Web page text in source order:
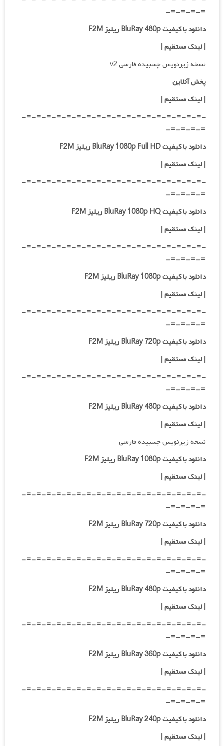
=-=-=-=-
دانلود با کیفیت BluRay 480p ریلیز F2M
| لینک مستقیم|
نسخه زیرنویس چسبیده فارسی v2
پخش آنلاین
| لینک مستقیم|
-=-=-=-=-=-=-=-=-=-=-=-=-=-=-=-=-=-=-
=-=-=-=-
دانلود با کیفیت BluRay 1080p Full HD ریلیز F2M
|لینک مستقیم|
-=-=-=-=-=-=-=-=-=-=-=-=-=-=-=-=-=-=-
=-=-=-=-
دانلود با کیفیت BluRay 1080p HQ ریلیز F2M
|لینک مستقیم|
-=-=-=-=-=-=-=-=-=-=-=-=-=-=-=-=-=-=-
=-=-=-=-
دانلود با کیفیت BluRay 1080p ریلیز F2M
|لینک مستقیم|
-=-=-=-=-=-=-=-=-=-=-=-=-=-=-=-=-=-=-
=-=-=-=-
دانلود با کیفیت BluRay 720p ریلیز F2M
| لینک مستقیم|
-=-=-=-=-=-=-=-=-=-=-=-=-=-=-=-=-=-=-
=-=-=-=-
دانلود با کیفیت BluRay 480p ریلیز F2M
| لینک مستقیم|
نسخه زیرنویس چسبیده فارسی
دانلود با کیفیت BluRay 1080p ریلیز F2M
|لینک مستقیم|
-=-=-=-=-=-=-=-=-=-=-=-=-=-=-=-=-=-=-
=-=-=-=-
دانلود با کیفیت BluRay 720p ریلیز F2M
| لینک مستقیم|
-=-=-=-=-=-=-=-=-=-=-=-=-=-=-=-=-=-=-
=-=-=-=-
دانلود با کیفیت BluRay 480p ریلیز F2M
| لینک مستقیم|
-=-=-=-=-=-=-=-=-=-=-=-=-=-=-=-=-=-=-
=-=-=-=-
دانلود با کیفیت BluRay 360p ریلیز F2M
| لینک مستقیم|
-=-=-=-=-=-=-=-=-=-=-=-=-=-=-=-=-=-=-
=-=-=-=-
دانلود با کیفیت BluRay 240p ریلیز F2M
| لینک مستقیم|